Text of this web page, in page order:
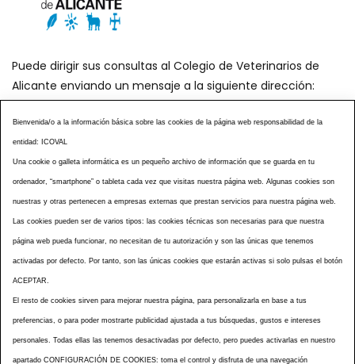
Puede dirigir sus consultas al Colegio de Veterinarios de
Alicante enviando un mensaje a la siguiente dirección:
secretaria@icoval.org
¿SABÍAS QUÉ?
CENTROS VETERINARIOS
TABLÓN ANUNCIOS
CURSOS Y EVENTOS
TÉRMINOS Y CONDICIONES
ESPECIAL COVID 19
NOTICIAS
ACCESIBILIDAD
AVISO LEGAL
POLÍTICA PRIVACIDAD
POLÍTICA DE COOKIES
NOTICIAS ICOVAL
NOTICIAS OCV
Bienvenida/o a la información básica sobre las cookies de la página web responsabilidad de la
entidad: ICOVAL
Una cookie o galleta informática es un pequeño archivo de información que se guarda en tu
ordenador, “smartphone” o tableta cada vez que visitas nuestra página web. Algunas cookies son
nuestras y otras pertenecen a empresas externas que prestan servicios para nuestra página web.
Las cookies pueden ser de varios tipos: las cookies técnicas son necesarias para que nuestra
página web pueda funcionar, no necesitan de tu autorización y son las únicas que tenemos
activadas por defecto. Por tanto, son las únicas cookies que estarán activas si solo pulsas el botón
ACEPTAR.
El resto de cookies sirven para mejorar nuestra página, para personalizarla en base a tus
preferencias, o para poder mostrarte publicidad ajustada a tus búsquedas, gustos e intereses
personales. Todas ellas las tenemos desactivadas por defecto, pero puedes activarlas en nuestro
apartado CONFIGURACIÓN DE COOKIES: toma el control y disfruta de una navegación